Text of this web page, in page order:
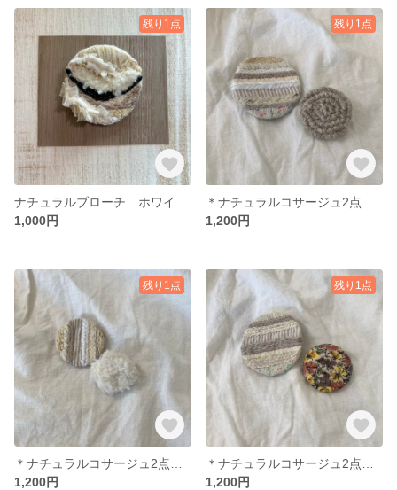
残り1点
1,000円
残り1点
1,200円
残り1点
1,200円
残り1点
1,200円